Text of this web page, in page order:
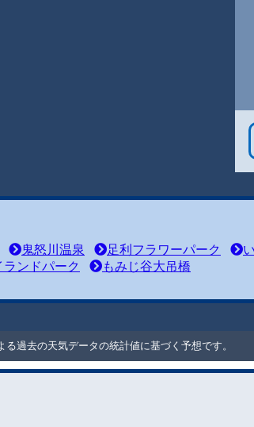
鬼怒川温泉 足利フラワーパーク
ンドパーク もみじ谷大吊橋
過去の天気データの統計値に基づく予想です。